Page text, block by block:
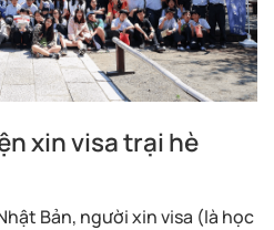
xin visa trại hè
Bản, người xin visa (là học